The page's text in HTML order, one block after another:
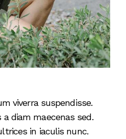
viverra suspendisse.
diam maecenas sed.
in iaculis nunc.